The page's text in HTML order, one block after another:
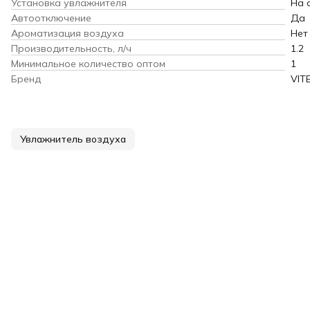
Установка увлажнителя
На
Автоотключение
Да
Ароматизация воздуха
Нет
Производительность, л/ч
1.2
Минимальное количество оптом
1
Бренд
Увлажнитель воздуха